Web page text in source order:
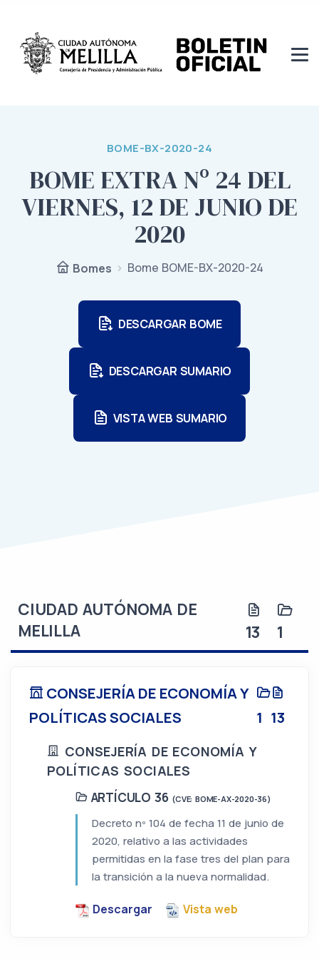
BOME-BX-2020-24
BOME EXTRA Nº 24 DEL
VIERNES, 12 DE JUNIO DE
2020
Bomes Bome BOME-BX-2020-24
DESCARGAR BOME
DESCARGAR SUMARIO
VISTA WEB SUMARIO
CIUDAD AUTÓNOMA DE
MELILLA
13 1
CONSEJERÍA DE ECONOMÍA Y
POLÍTICAS SOCIALES
1 13
CONSEJERÍA DE ECONOMÍA Y
POLÍTICAS SOCIALES
ARTÍCULO 36 (CVE: BOME-AX-2020-36)
Decreto nº 104 de fecha 11 de junio de
2020, relativo a las actividades
permitidas en la fase tres del plan para
la transición a la nueva normalidad.
Descargar Vista web